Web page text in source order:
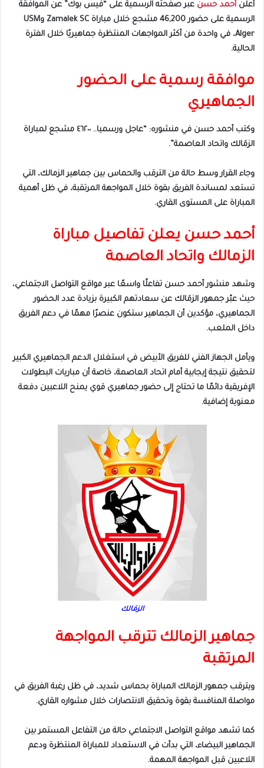
أعلن أحمد حسن عبر صفحته الرسمية على “فيس بوك” عن الموافقة
الرسمية على حضور 46,200 مشجع خلال مباراة Zamalek SC وUSM
Alger، في واحدة من أكثر المواجهات المنتظرة جماهيريًا خلال الفترة
الحالية.
موافقة رسمية على الحضور
الجماهيري
وكتب أحمد حسن في منشوره: “عاجل ورسميا.. ٤٦٢٠٠ مشجع لمباراة
الزمَالك واتحاد العاصمة”.
وجاء القرار وسط حالة من الترقب والحماس بين جماهير الزمالك، التي
تستعد لمساندة الفريق بقوة خلال المواجهة المرتقبة، في ظل أهمية
المباراة على المستوى القاري.
أحمد حسن يعلن تفاصيل مباراة
الزمالك واتحاد العاصمة
وشهد منشور أحمد حسن تفاعلًا واسعًا عبر مواقع التواصل الاجتماعي،
حيث عبّر جمهور الزمَالك عن سعادتهم الكبيرة بزيادة عدد الحضور
الجماهيري، مؤكدين أن الجماهير ستكون عنصرًا مهمًا في دعم الفريق
داخل الملعب.
ويأمل الجهاز الفني للفريق الأبيض في استغلال الدعم الجماهيري الكبير
لتحقيق نتيجة إيجابية أمام اتحاد العاصمة، خاصة أن مباريات البطولات
الإفريقية دائمًا ما تحتاج إلى حضور جماهيري قوي يمنح اللاعبين دفعة
معنوية إضافية.
الزمَالك
جماهير الزمالك تترقب المواجهة
المرتقبة
ويترقب جمهور الزمالك المباراة بحماس شديد، في ظل رغبة الفريق في
مواصلة المنافسة بقوة وتحقيق الانتصارات خلال مشواره القاري.
كما تشهد مواقع التواصل الاجتماعي حالة من التفاعل المستمر بين
الجماهير البيضاء، التي بدأت في الاستعداد للمباراة المنتظرة ودعم
اللاعبين قبل المواجهة المهمة.